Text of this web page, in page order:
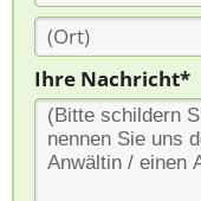
Ihre Nachricht*